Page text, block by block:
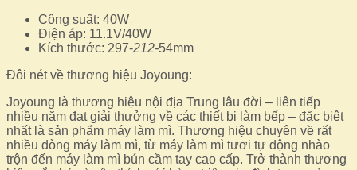
Công suất: 40W
Điện áp: 11.1V/40W
Kích thước: 297-212-54mm
Đôi nét về thương hiệu Joyoung:
Joyoung là thương hiệu nội địa Trung lâu đời – liên tiếp
nhiều năm đạt giải thưởng về các thiết bị làm bếp – đặc biệt
nhất là sản phẩm máy làm mì. Thương hiệu chuyên về rất
nhiều dòng máy làm mì, từ máy làm mì tươi tự động nhào
trộn đến máy làm mì bún cầm tay cao cấp. Trở thành thương